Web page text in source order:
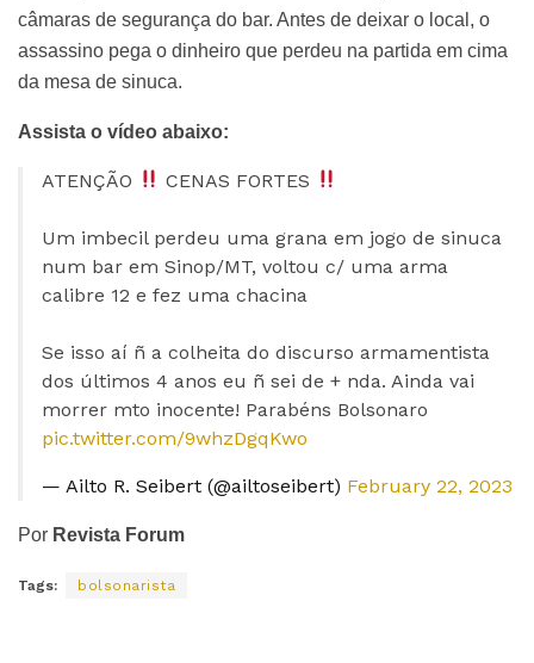
câmaras de segurança do bar. Antes de deixar o local, o
assassino pega o dinheiro que perdeu na partida em cima
da mesa de sinuca.
Assista o vídeo abaixo:
ATENÇÃO CENAS FORTES
Um imbecil perdeu uma grana em jogo de sinuca
num bar em Sinop/MT, voltou c/ uma arma
calibre 12 e fez uma chacina
Se isso aí ñ a colheita do discurso armamentista
dos últimos 4 anos eu ñ sei de + nda. Ainda vai
morrer mto inocente! Parabéns Bolsonaro
pic.twitter.com/9whzDgqKwo
— Ailto R. Seibert (@ailtoseibert) February 22, 2023
Por Revista Forum
Tags: bolsonarista